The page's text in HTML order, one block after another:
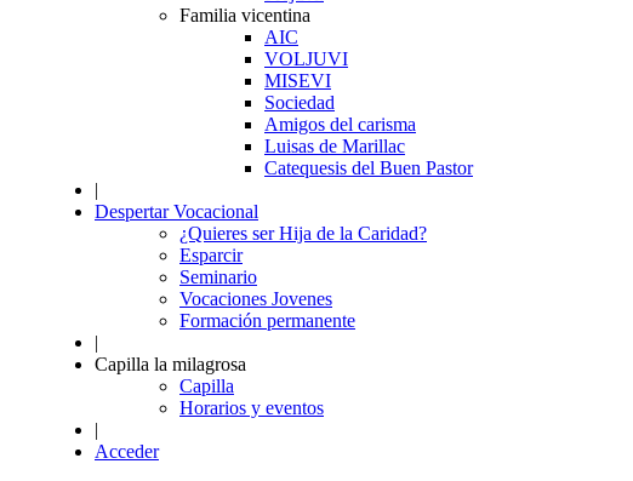
Familia vicentina
AIC
VOLJUVI
MISEVI
Sociedad
Amigos del carisma
Luisas de Marillac
Catequesis del Buen Pastor
|
Despertar Vocacional
¿Quieres ser Hija de la Caridad?
Esparcir
Seminario
Vocaciones Jovenes
Formación permanente
|
Capilla la milagrosa
Capilla
Horarios y eventos
|
Acceder